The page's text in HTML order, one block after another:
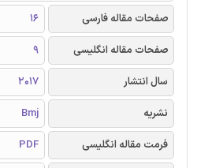
صفحات مقاله فارسی
16
صفحات مقاله انگلیسی
9
سال انتشار
2017
نشریه
Bmj
فرمت مقاله انگلیسی
PDF